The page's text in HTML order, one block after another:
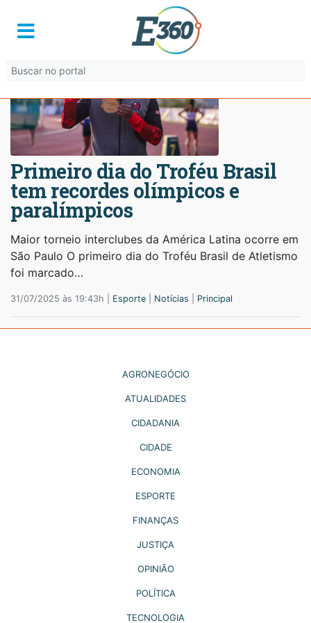
Primeiro dia do Troféu Brasil
tem recordes olímpicos e
paralímpicos
Maior torneio interclubes da América Latina ocorre em
São Paulo O primeiro dia do Troféu Brasil de Atletismo
foi marcado…
31/07/2025 às 19:43h | Esporte Notícias Principal
AGRONEGÓCIO
ATUALIDADES
CIDADANIA
CIDADE
ECONOMIA
ESPORTE
FINANÇAS
JUSTIÇA
OPINIÃO
POLÍTICA
TECNOLOGIA